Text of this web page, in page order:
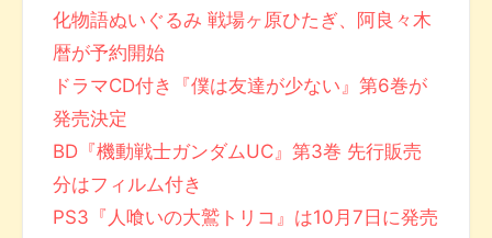
化物語ぬいぐるみ 戦場ヶ原ひたぎ、阿良々木
暦が予約開始
ドラマCD付き『僕は友達が少ない』第6巻が
発売決定
BD『機動戦士ガンダムUC』第3巻 先行販売
分はフィルム付き
PS3『人喰いの大鷲トリコ』は10月7日に発売